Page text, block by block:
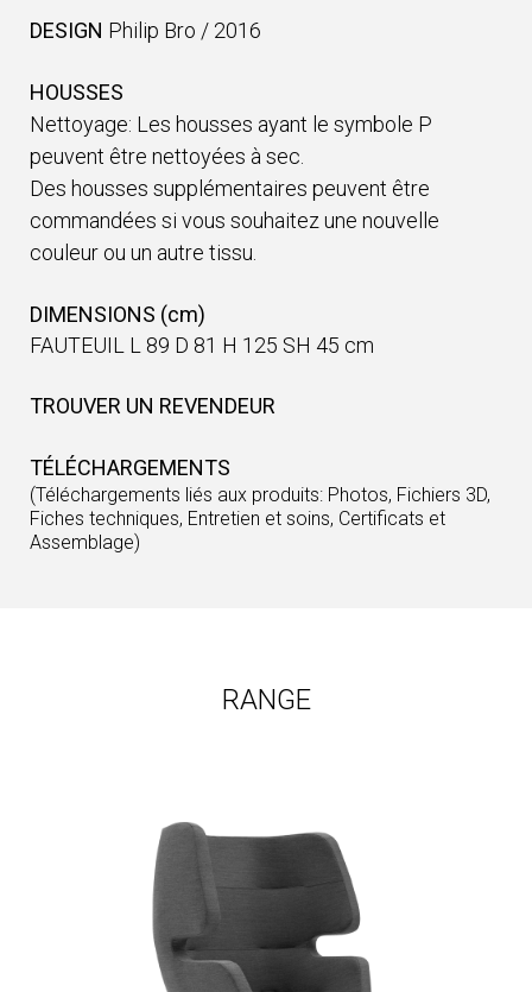
DESIGN Philip Bro / 2016
HOUSSES
Nettoyage: Les housses ayant le symbole P
peuvent être nettoyées à sec.
Des housses supplémentaires peuvent être
commandées si vous souhaitez une nouvelle
couleur ou un autre tissu.
DIMENSIONS (cm)
FAUTEUIL L 89 D 81 H 125 SH 45 cm
TROUVER UN REVENDEUR
TÉLÉCHARGEMENTS
(Téléchargements liés aux produits: Photos, Fichiers 3D,
Fiches techniques, Entretien et soins, Certificats et
Assemblage)
RANGE